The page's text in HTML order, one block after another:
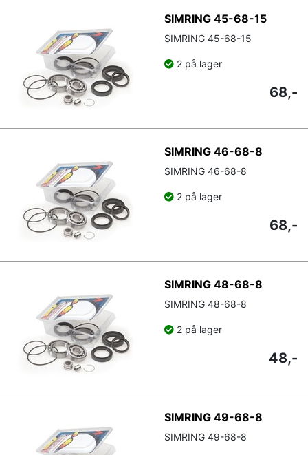
SIMRING 45-68-15
SIMRING 45-68-15
2 på lager
68,-
SIMRING 46-68-8
SIMRING 46-68-8
2 på lager
68,-
SIMRING 48-68-8
SIMRING 48-68-8
2 på lager
48,-
SIMRING 49-68-8
SIMRING 49-68-8